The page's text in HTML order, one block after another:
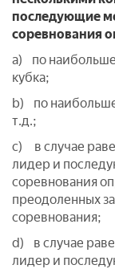
последующие
соревнования
a) по
кубка;
b) по
т.д.;
c) в случае
лидер и
соревнования
преодоленных
соревнования;
d) в случае
лидер и